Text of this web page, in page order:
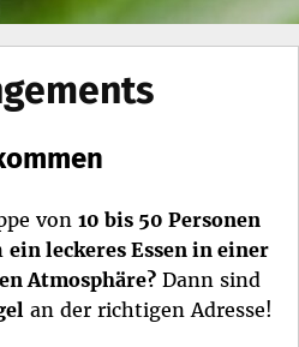
von 10 bis 50 Personen
ein leckeres Essen in einer
Atmosphäre? Dann sind
an der richtigen Adresse!